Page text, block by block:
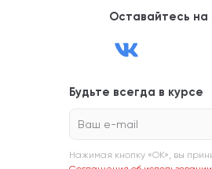
Оставайтесь на
Будьте всегда в курсе
Ваш e-mail
Нажимая кнопку «ОК», вы